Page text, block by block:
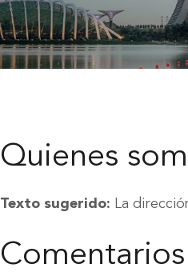
Quienes
Texto sugerido: La
Comentarios